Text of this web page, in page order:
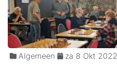
Algemeen za 8 Okt 2022